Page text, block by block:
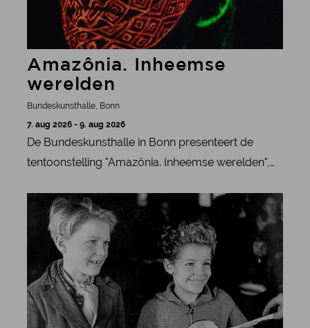
Amazônia. Inheemse
werelden
Bundeskunsthalle, Bonn
7. aug 2026 - 9. aug 2026
De Bundeskunsthalle in Bonn presenteert de
tentoonstelling "Amazônia. Inheemse werelden",
de inheemse volkeren in het Amazonegebied.
meer informatie